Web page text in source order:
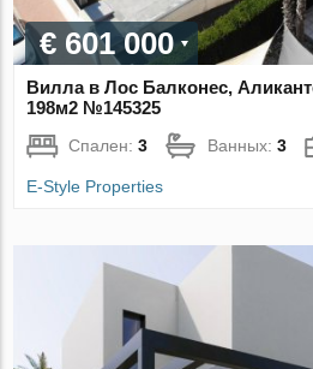
€ 601 000
Вилла в Лос Балконес,
198м2 №145325
Спален:3 Ванных:3
E-Style Properties